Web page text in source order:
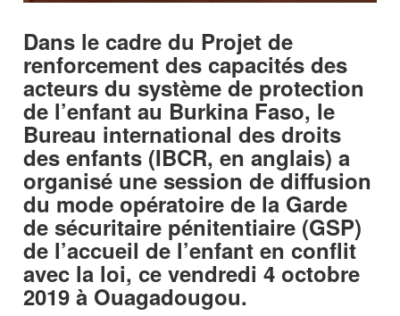
Dans le cadre du Projet de
renforcement des capacités des
acteurs du système de protection
de l’enfant au Burkina Faso, le
Bureau international des droits
des enfants (IBCR, en anglais) a
organisé une session de diffusion
du mode opératoire de la Garde
de sécuritaire pénitentiaire (GSP)
de l’accueil de l’enfant en conflit
avec la loi, ce vendredi 4 octobre
2019 à Ouagadougou.